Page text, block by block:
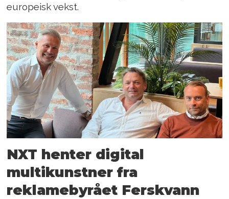
europeisk vekst.
NXT henter digital
multikunstner fra
reklamebyrået Ferskvann